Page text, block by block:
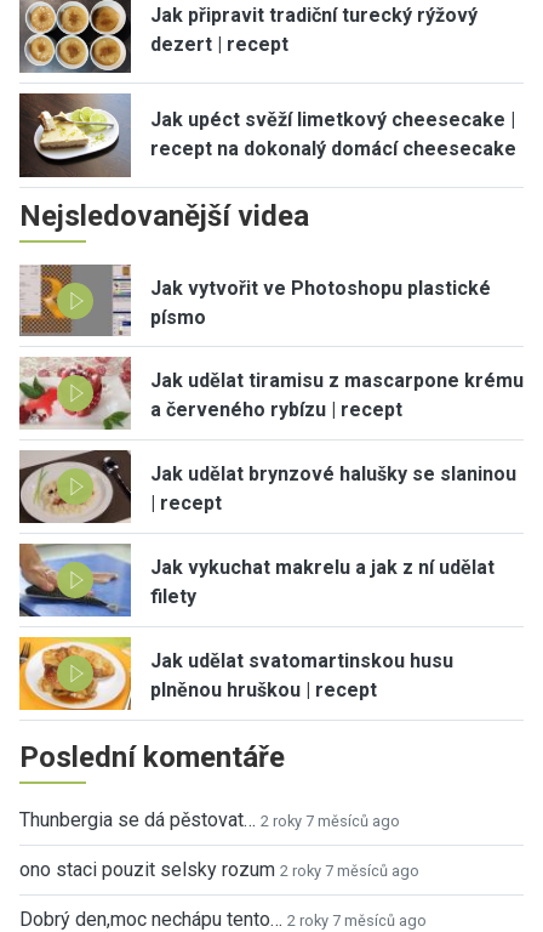
Jak připravit tradiční turecký rýžový
dezert | recept
Jak upéct svěží limetkový cheesecake |
recept na dokonalý domácí cheesecake
Nejsledovanější videa
Jak vytvořit ve Photoshopu plastické
písmo
Jak udělat tiramisu z mascarpone krému
a červeného rybízu | recept
Jak udělat brynzové halušky se slaninou
| recept
Jak vykuchat makrelu a jak z ní udělat
filety
Jak udělat svatomartinskou husu
plněnou hruškou | recept
Poslední komentáře
Thunbergia se dá pěstovat… 2 roky 7 měsíců ago
ono staci pouzit selsky rozum 2 roky 7 měsíců ago
Dobrý den,moc nechápu tento… 2 roky 7 měsíců ago